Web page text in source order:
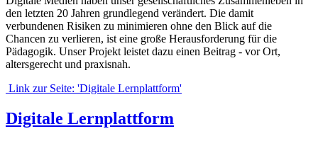
den letzten 20 Jahren grundlegend verändert. Die damit
verbundenen Risiken zu minimieren ohne den Blick auf die
Chancen zu verlieren, ist eine große Herausforderung für die
Pädagogik. Unser Projekt leistet dazu einen Beitrag - vor Ort,
altersgerecht und praxisnah.
Link zur Seite: 'Digitale Lernplattform'
Digitale Lernplattform